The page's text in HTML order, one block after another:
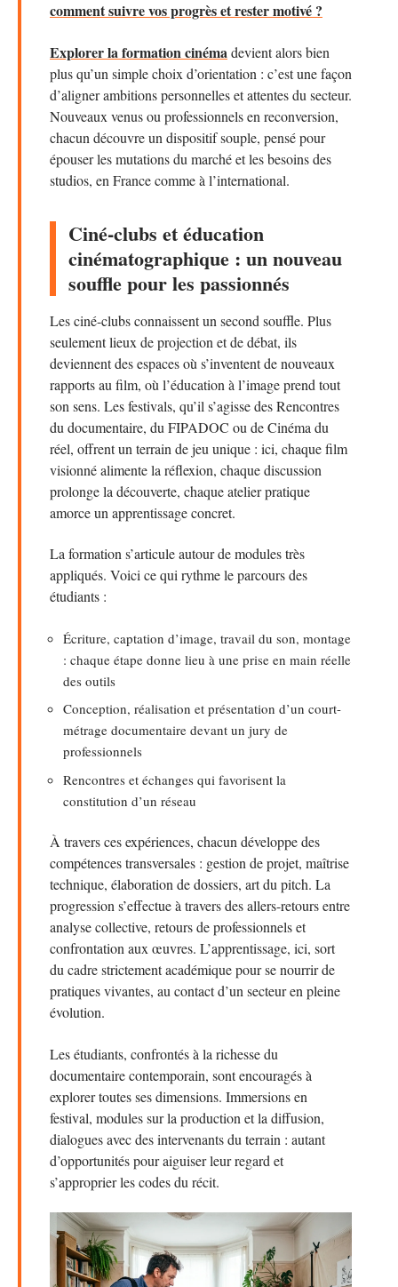
comment suivre vos progrès et rester motivé ?
Explorer la formation cinéma devient alors bien
plus qu’un simple choix d’orientation : c’est une façon
d’aligner ambitions personnelles et attentes du secteur.
Nouveaux venus ou professionnels en reconversion,
chacun découvre un dispositif souple, pensé pour
épouser les mutations du marché et les besoins des
studios, en France comme à l’international.
Ciné-clubs et éducation
cinématographique : un nouveau
souffle pour les passionnés
Les ciné-clubs connaissent un second souffle. Plus
seulement lieux de projection et de débat, ils
deviennent des espaces où s’inventent de nouveaux
rapports au film, où l’éducation à l’image prend tout
son sens. Les festivals, qu’il s’agisse des Rencontres
du documentaire, du FIPADOC ou de Cinéma du
réel, offrent un terrain de jeu unique : ici, chaque film
visionné alimente la réflexion, chaque discussion
prolonge la découverte, chaque atelier pratique
amorce un apprentissage concret.
La formation s’articule autour de modules très
appliqués. Voici ce qui rythme le parcours des
étudiants :
Écriture, captation d’image, travail du son, montage
: chaque étape donne lieu à une prise en main réelle
des outils
Conception, réalisation et présentation d’un court-
métrage documentaire devant un jury de
professionnels
Rencontres et échanges qui favorisent la
constitution d’un réseau
À travers ces expériences, chacun développe des
compétences transversales : gestion de projet, maîtrise
technique, élaboration de dossiers, art du pitch. La
progression s’effectue à travers des allers-retours entre
analyse collective, retours de professionnels et
confrontation aux œuvres. L’apprentissage, ici, sort
du cadre strictement académique pour se nourrir de
pratiques vivantes, au contact d’un secteur en pleine
évolution.
Les étudiants, confrontés à la richesse du
documentaire contemporain, sont encouragés à
explorer toutes ses dimensions. Immersions en
festival, modules sur la production et la diffusion,
dialogues avec des intervenants du terrain : autant
d’opportunités pour aiguiser leur regard et
s’approprier les codes du récit.